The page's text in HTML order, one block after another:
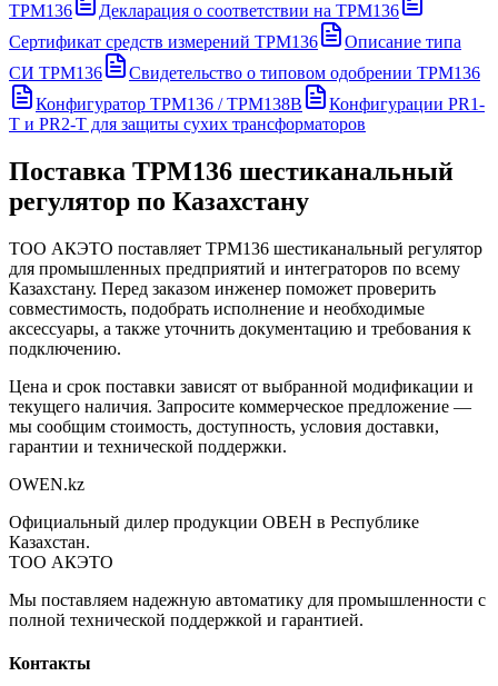
ТРМ136
Декларация о соответствии на ТРМ136
Сертификат средств измерений ТРМ136
Описание типа
СИ ТРМ136
Свидетельство о типовом одобрении ТРМ136
Конфигуратор ТРМ136 / ТРМ138В
Конфигурации PR1-
T и PR2-T для защиты сухих трансформаторов
Поставка ТРМ136 шестиканальный
регулятор по Казахстану
ТОО АКЭТО поставляет ТРМ136 шестиканальный регулятор
для промышленных предприятий и интеграторов по всему
Казахстану. Перед заказом инженер поможет проверить
совместимость, подобрать исполнение и необходимые
аксессуары, а также уточнить документацию и требования к
подключению.
Цена и срок поставки зависят от выбранной модификации и
текущего наличия. Запросите коммерческое предложение —
мы сообщим стоимость, доступность, условия доставки,
гарантии и технической поддержки.
OWEN.kz
Официальный дилер продукции ОВЕН в Республике
Казахстан.
ТОО АКЭТО
Мы поставляем надежную автоматику для промышленности с
полной технической поддержкой и гарантией.
Контакты